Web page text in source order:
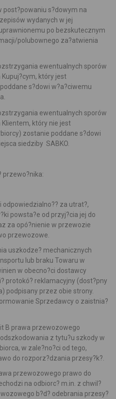
post?powaniu s?dowym na
wydanych w jej
po bezskutecznym
polubownego za?atwienia
ewentualnych sporów
który jest
s?dowi w?a?ciwemu
ewentualnych sporów
który nie jest
zostanie poddane s?dowi
siedziby SABKO.
przewo?nika:
za utrat?,
powsta?e od przyj?cia jej do
za opó?nienie w przewozie
przewozowe.
uszkodze? mechanicznych
lub braku Towaru w
w obecno?ci dostawcy
protokó? reklamacyjny (dost?pny
podpisany przez obie strony.
Sprzedawcy o zaistnia?
B prawa przewozowego
z tytu?u szkody w
w zale?no?ci od tego,
do rozporz?dzania przesy?k?.
przewozowego prawo do
na odbiorc? m.in. z chwil?
b?d? odebrania przesy?